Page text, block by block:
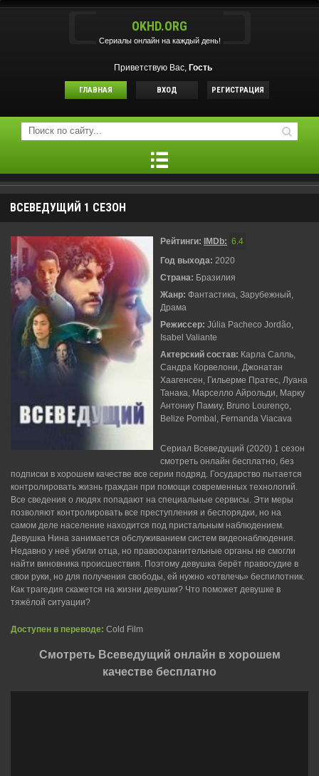
OKHD.ORG
Сериалы онлайн на каждый день!
Приветствую Вас, Гость
ГЛАВНАЯ ВХОД РЕГИСТРАЦИЯ
ВСЕВЕДУЩИЙ 1 СЕЗОН
Рейтинги: IMDb: 6.4
Год выхода: 2020
Страна: Бразилия
Жанр: Фантастика, Зарубежный,
Драма
Режиссер: Júlia Pacheco Jordão,
Isabel Valiante
Актерский состав: Карла Салль,
Сандра Корвелони, Джонатан
Хаагенсен, Гильерме Пратес, Луана
Танака, Марселло Айрольди, Марку
Антониу Памиу, Bruno Lourenço,
Belize Pombal, Fernanda Viacava
Сериал Всеведущий (2020) 1 сезон
смотреть онлайн бесплатно, без
подписки в хорошем качестве все серии подряд. Государство пытается
контролировать жизнь граждан при помощи современных технологий.
Все сведения о людях попадают на специальные сервисы. Эти меры
позволяют контролировать все преступления и беспорядки, но на
самом деле население находится под пристальным наблюдением.
Девушка Нина занимается обслуживанием систем видеонаблюдения.
Недавно у неё убили отца, но правоохранительные органы не смогли
найти виновника происшествия. Поэтому девушка берёт правосудие в
свои руки, но для получения свободы, ей нужно «отвлечь» беспилотник.
Как трагедия скажется на жизни девушки? Что поможет девушке в
тяжёлой ситуации?
Доступен в переводе: Cold Film
Смотреть Всеведущий онлайн в хорошем
качестве бесплатно